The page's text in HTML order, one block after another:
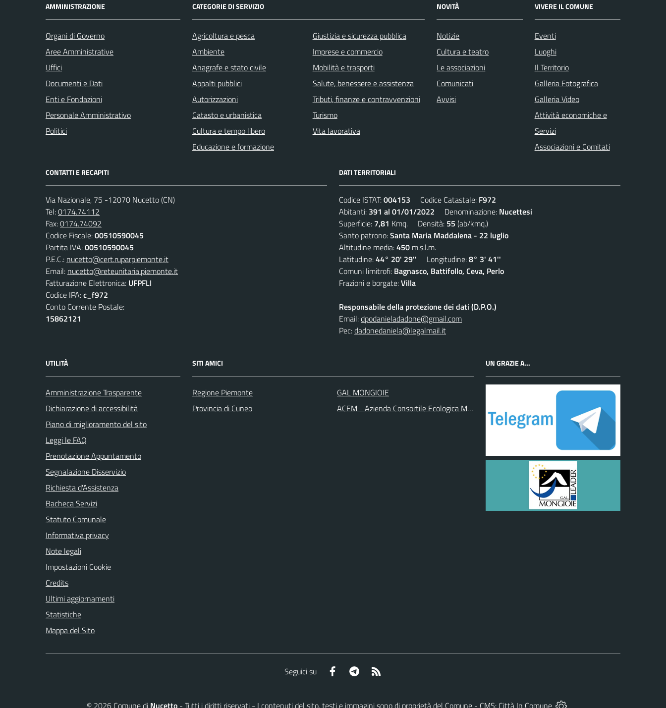
AMMINISTRAZIONE
Organi di Governo
Aree Amministrative
Uffici
Documenti e Dati
Enti e Fondazioni
Personale Amministrativo
Politici
CATEGORIE DI SERVIZIO
Agricoltura e pesca
Ambiente
Anagrafe e stato civile
Appalti pubblici
Autorizzazioni
Catasto e urbanistica
Cultura e tempo libero
Educazione e formazione
Giustizia e sicurezza pubblica
Imprese e commercio
Mobilità e trasporti
Salute, benessere e assistenza
Tributi, finanze e contravvenzioni
Turismo
Vita lavorativa
NOVITÀ
Notizie
Cultura e teatro
Le associazioni
Comunicati
Avvisi
VIVERE IL COMUNE
Eventi
Luoghi
Il Territorio
Galleria Fotografica
Galleria Video
Attività economiche e
Servizi
Associazioni e Comitati
CONTATTI E RECAPITI
Via Nazionale, 75 -12070 Nucetto (CN)
Tel:0174.74112
Fax:0174.74092
Codice Fiscale:00510590045
Partita IVA:00510590045
P.E.C.: nucetto@cert.ruparpiemonte.it
Email: nucetto@reteunitaria.piemonte.it
Fatturazione Elettronica: UFPFLI
Codice IPA:c_f972
Conto Corrente Postale:
15862121
DATI TERRITORIALI
Codice ISTAT:004153 Codice Catastale: F972
Abitanti: 391 al 01/01/2022 Denominazione: Nucettesi
Superficie: 7,81 Kmq. Densità: 55 (ab/kmq.)
Santo patrono:Santa Maria Maddalena - 22 luglio
Altitudine media:450 m.s.l.m.
Latitudine:44° 20' 29'' Longitudine:8° 3' 41''
Comuni limitrofi: Bagnasco, Battifollo, Ceva, Perlo
Frazioni e borgate:Villa
Responsabile della protezione dei dati (D.P.O.)
Email:dpodanieladadone@gmail.com
Pec:dadonedaniela@legalmail.it
UTILITÀ
Amministrazione Trasparente
Dichiarazione di accessibilità
Piano di miglioramento del sito
Leggi le FAQ
Prenotazione Appuntamento
Segnalazione Disservizio
Richiesta d'Assistenza
Bacheca Servizi
Statuto Comunale
Informativa privacy
Note legali
Impostazioni Cookie
Credits
Ultimi aggiornamenti
Statistiche
Mappa del Sito
SITI AMICI
Regione Piemonte
Provincia di Cuneo
GAL MONGIOIE
ACEM - Azienda Consortile Ecologica Monregalese
UN GRAZIE A...
Seguici su Facebook Telegram
© 2026Comune di Nucetto- Tutti i diritti riservati - I contenuti del sito, testi e immagini sono di proprietà del Comune - CMS: Città In Comune